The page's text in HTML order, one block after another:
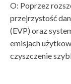
O: Poprzez
przejrzystość
(EVP) oraz
emisjach
czyszczenie